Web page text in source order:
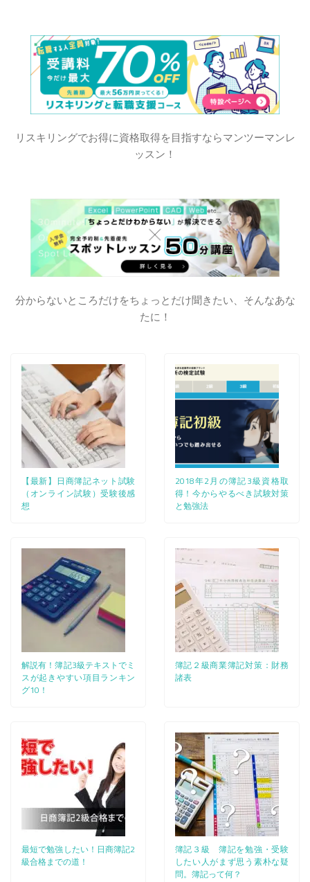
リスキリングでお得に資格取得を目指すならマンツーマンレ
ッスン！
分からないところだけをちょっとだけ聞きたい、そんなあな
たに！
【最新】日商簿記ネット試験
（オンライン試験）受験後感
想
2018年2月の簿記3級資格取
得！今からやるべき試験対策
と勉強法
解説有！簿記3級テキストでミ
スが起きやすい項目ランキン
グ10！
簿記２級商業簿記対策：財務
諸表
最短で勉強したい！日商簿記2
級合格までの道！
簿記３級 簿記を勉強・受験
したい人がまず思う素朴な疑
問。簿記って何？